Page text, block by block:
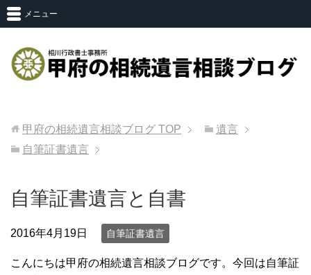
メニュー
甲府の相続遺言相談ブログ TOP
遺言
自筆証書遺言
自筆証書遺言と自書
2016年4月19日 自筆証書遺言
こんにちは甲府の相続遺言相談ブログです。今回は自筆証